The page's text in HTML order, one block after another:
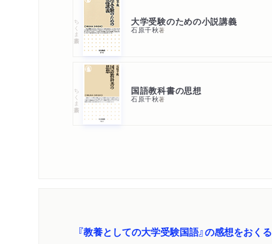
ちくま新書 大学受験のための小説講義
石原千秋著
ちくま新書 国語教科書の思想
石原千秋著
『教養としての大学受験国語』の感想をおくる